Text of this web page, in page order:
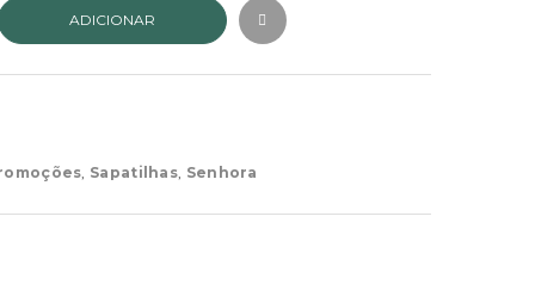
ADICIONAR
, Sapatilhas, Senhora